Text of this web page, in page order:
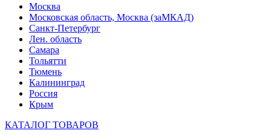
Москва
Московская область, Москва (заМКАД)
Санкт-Петербург
Лен. область
Самара
Тольятти
Тюмень
Калининград
Россия
Крым
КАТАЛОГ ТОВАРОВ